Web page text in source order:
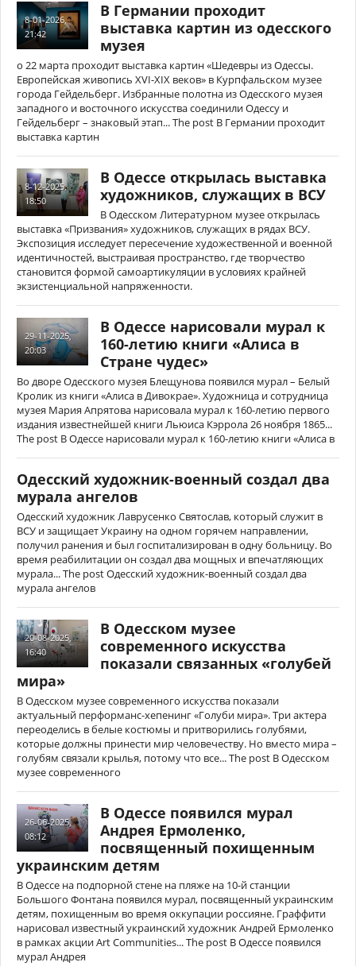
8-01-2026,
21:42
В Германии проходит
выставка картин из одесского
музея
о 22 марта проходит выставка картин «Шедевры из Одессы.
Европейская живопись XVI-XIX веков» в Курпфальском музее
города Гейдельберг. Избранные полотна из Одесского музея
западного и восточного искусства соединили Одессу и
Гейдельберг – знаковый этап... The post В Германии проходит
выставка картин
8-12-2025,
18:50
В Одессе открылась выставка
художников, служащих в ВСУ
В Одесском Литературном музее открылась
выставка «Призвания» художников, служащих в рядах ВСУ.
Экспозиция исследует пересечение художественной и военной
идентичностей, выстраивая пространство, где творчество
становится формой самоартикуляции в условиях крайней
экзистенциальной напряженности.
29-11-2025,
20:03
В Одессе нарисовали мурал к
160-летию книги «Алиса в
Стране чудес»
Во дворе Одесского музея Блещунова появился мурал – Белый
Кролик из книги «Алиса в Дивокрае». Художница и сотрудница
музея Мария Апрятова нарисовала мурал к 160-летию первого
издания известнейшей книги Льюиса Кэррола 26 ноября 1865...
The post В Одессе нарисовали мурал к 160-летию книги «Алиса в
Одесский художник-военный создал два
мурала ангелов
Одесский художник Лаврусенко Святослав, который служит в
ВСУ и защищает Украину на одном горячем направлении,
получил ранения и был госпитализирован в одну больницу. Во
время реабилитации он создал два мощных и впечатляющих
мурала... The post Одесский художник-военный создал два
мурала ангелов
20-08-2025,
16:40
В Одесском музее
современного искусства
показали связанных «голубей
мира»
В Одесском музее современного искусства показали
актуальный перформанс-хепенинг «Голуби мира». Три актера
переоделись в белые костюмы и притворились голубями,
которые должны принести мир человечеству. Но вместо мира –
голубям связали крылья, потому что все... The post В Одесском
музее современного
26-06-2025,
08:12
В Одессе появился мурал
Андрея Ермоленко,
посвященный похищенным
украинским детям
В Одессе на подпорной стене на пляже на 10-й станции
Большого Фонтана появился мурал, посвященный украинским
детям, похищенным во время оккупации россияне. Граффити
нарисовал известный украинский художник Андрей Ермоленко
в рамках акции Art Communities... The post В Одессе появился
мурал Андрея